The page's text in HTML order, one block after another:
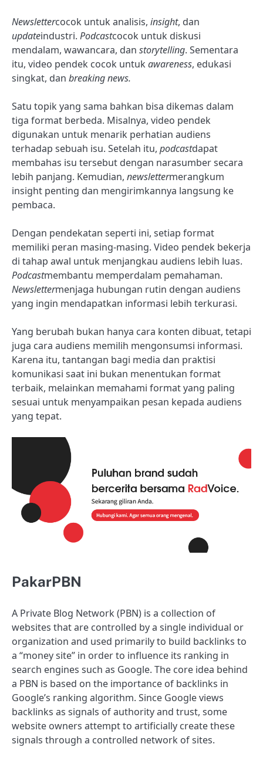
Newslettercocok untuk analisis, insight, dan
updateindustri. Podcastcocok untuk diskusi
mendalam, wawancara, dan storytelling. Sementara
itu, video pendek cocok untukawareness, edukasi
singkat, dan breaking news.
Satu topik yang sama bahkan bisa dikemas dalam
tiga format berbeda. Misalnya, video pendek
digunakan untuk menarik perhatian audiens
terhadap sebuah isu. Setelah itu, podcastdapat
membahas isu tersebut dengan narasumber secara
lebih panjang. Kemudian, newslettermerangkum
insight penting dan mengirimkannya langsung ke
pembaca.
Dengan pendekatan seperti ini, setiap format
memiliki peran masing-masing. Video pendek bekerja
di tahap awal untuk menjangkau audiens lebih luas.
Podcastmembantu memperdalam pemahaman.
Newslettermenjaga hubungan rutin dengan audiens
yang ingin mendapatkan informasi lebih terkurasi.
Yang berubah bukan hanya cara konten dibuat, tetapi
juga cara audiens memilih mengonsumsi informasi.
Karena itu, tantangan bagi media dan praktisi
komunikasi saat ini bukan menentukan format
terbaik, melainkan memahami format yang paling
sesuai untuk menyampaikan pesan kepada audiens
yang tepat.
PakarPBN
A Private Blog Network (PBN) is a collection of
websites that are controlled by a single individual or
organization and used primarily to build backlinks to
a “money site” in order to influence its ranking in
search engines such as Google. The core idea behind
a PBN is based on the importance of backlinks in
Google’s ranking algorithm. Since Google views
backlinks as signals of authority and trust, some
website owners attempt to artificially create these
signals through a controlled network of sites.